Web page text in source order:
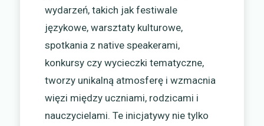
wydarzeń, takich jak festiwale
językowe, warsztaty kulturowe,
spotkania z native speakerami,
konkursy czy wycieczki tematyczne,
tworzy unikalną atmosferę i wzmacnia
więzi między uczniami, rodzicami i
nauczycielami. Te inicjatywy nie tylko